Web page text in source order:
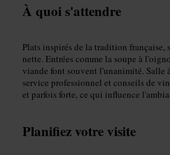
À quoi s'attendre
Plats inspirés de la tradition française,
nette. Entrées comme la soupe à
viande font souvent l'unanimité. Salle
service professionnel et conseils de
et parfois forte, ce qui influence
Planifiez votre visite